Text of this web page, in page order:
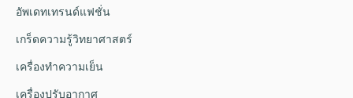
อัพเดทเทรนด์แฟชั่น
เกร็ดความรู้วิทยาศาสตร์
เครื่องทำความเย็น
เครื่องปรับอากาศ